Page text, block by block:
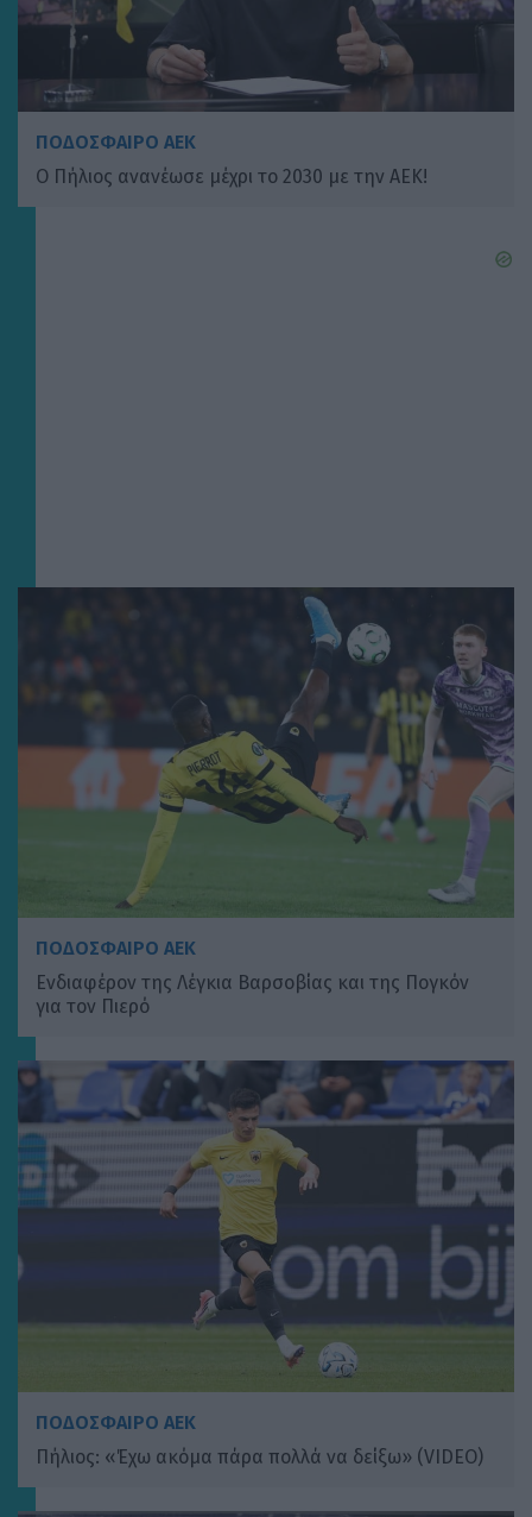
ΠΟΔΟΣΦΑΙΡΟ ΑΕΚ
Ο Πήλιος ανανέωσε μέχρι το 2030 με την ΑΕΚ!
ΠΟΔΟΣΦΑΙΡΟ ΑΕΚ
Ενδιαφέρον της Λέγκια Βαρσοβίας και της Πογκόν
για τον Πιερό
ΠΟΔΟΣΦΑΙΡΟ ΑΕΚ
Πήλιος: «Έχω ακόμα πάρα πολλά να δείξω» (VIDEO)